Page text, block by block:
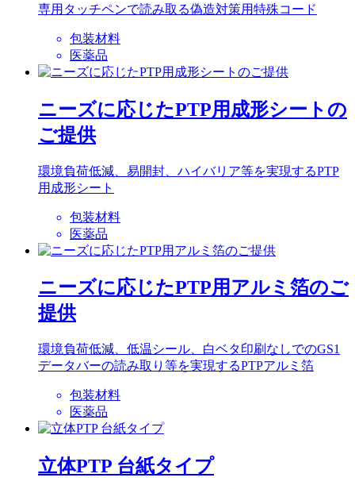
専用タッチペンで読み取る偽造対策用特殊コード
包装材料
医薬品
ニーズに応じたPTP用成形シートの
ご提供
環境負荷低減、易開封、ハイバリア等を実現するPTP
用成形シート
包装材料
医薬品
ニーズに応じたPTP用アルミ箔のご
提供
環境負荷低減、低温シール、白ベタ印刷なしでのGS1
データバーの読み取り等を実現するPTPアルミ箔
包装材料
医薬品
立体PTP 台紙タイプ